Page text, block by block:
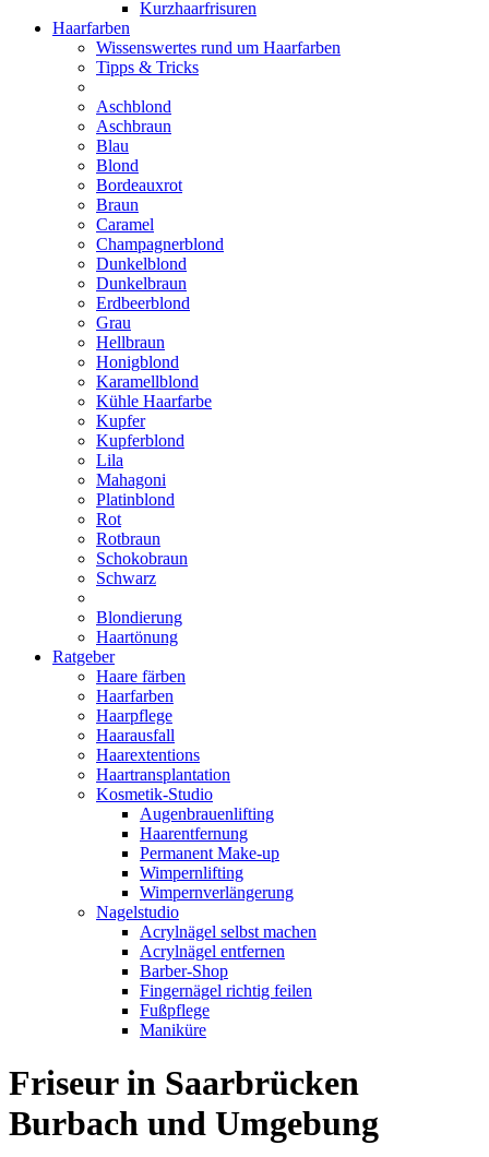
Kurzhaarfrisuren
Haarfarben
Wissenswertes rund um Haarfarben
Tipps & Tricks
Aschblond
Aschbraun
Blau
Blond
Bordeauxrot
Braun
Caramel
Champagnerblond
Dunkelblond
Dunkelbraun
Erdbeerblond
Grau
Hellbraun
Honigblond
Karamellblond
Kühle Haarfarbe
Kupfer
Kupferblond
Lila
Mahagoni
Platinblond
Rot
Rotbraun
Schokobraun
Schwarz
Blondierung
Haartönung
Ratgeber
Haare färben
Haarfarben
Haarpflege
Haarausfall
Haarextentions
Haartransplantation
Kosmetik-Studio
Augenbrauenlifting
Haarentfernung
Permanent Make-up
Wimpernlifting
Wimpernverlängerung
Nagelstudio
Acrylnägel selbst machen
Acrylnägel entfernen
Barber-Shop
Fingernägel richtig feilen
Fußpflege
Maniküre
Friseur in Saarbrücken
Burbach und Umgebung